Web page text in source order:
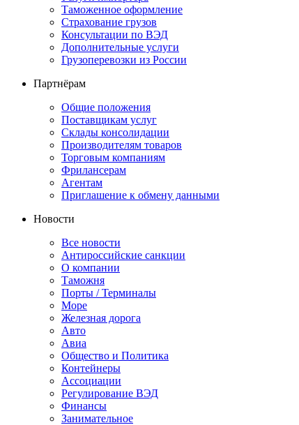
Таможенное оформление
Страхование грузов
Консультации по ВЭД
Дополнительные услуги
Грузоперевозки из России
Партнёрам
Общие положения
Поставщикам услуг
Склады консолидации
Производителям товаров
Торговым компаниям
Фрилансерам
Агентам
Приглашение к обмену данными
Новости
Все новости
Антироссийские санкции
О компании
Таможня
Порты / Терминалы
Море
Железная дорога
Авто
Авиа
Общество и Политика
Контейнеры
Ассоциации
Регулирование ВЭД
Финансы
Занимательное